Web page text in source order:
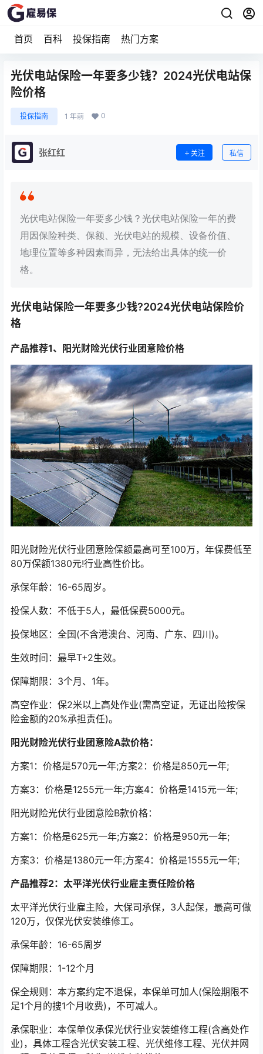
首页 百科 投保指南 热门方案
光伏电站保险一年要多少钱？2024光伏电站保
险价格
投保指南 1 年前 0
张红红 关注 私信
光伏电站保险一年要多少钱？‌光伏电站保险一年的费
用因保险种类、保额、光伏电站的规模、设备价值、
地理位置等多种因素而异，无法给出具体的统一价
格‌。
光伏电站保险一年要多少钱?2024光伏电站保险价
格
产品推荐1、阳光财险光伏行业团意险价格
阳光财险光伏行业团意险保额最高可至100万，年保费低至
80万保额1380元!行业高性价比。
承保年龄：16-65周岁。
投保人数：不低于5人，最低保费5000元。
投保地区：全国(不含港澳台、河南、广东、四川)。
生效时间：最早T+2生效。
保障期限：3个月、1年。
高空作业：保2米以上高处作业(需高空证，无证出险按保
险金额的20%承担责任)。
阳光财险光伏行业团意险A款价格：
方案1：价格是570元一年;方案2：价格是850元一年;
方案3：价格是1255元一年;方案4：价格是1415元一年;
阳光财险光伏行业团意险B款价格：
方案1：价格是625元一年;方案2：价格是950元一年;
方案3：价格是1380元一年;方案4：价格是1555元一年;
产品推荐2：太平洋光伏行业雇主责任险价格
太平洋光伏行业雇主险，大保司承保，3人起保，最高可做
120万，仅保光伏安装维修工。
承保年龄：16-65周岁
保障期限：1-12个月
保全规则：本方案约定不退保，本保单可加人(保险期限不
足1个月的搜1个月收费)，不可减人。
承保职业：本保单仪承保光伏行业安装维修工程(含高处作
业)，具体工程含光伏安装工程、光伏维修工程、光伏并网